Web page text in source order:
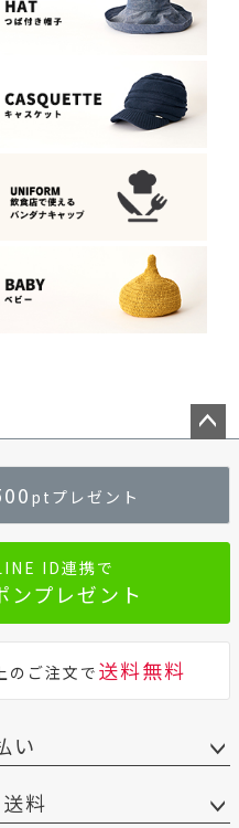
ジト
へ
ptプレゼント
ID連携で
ンプレゼント
ご注文で 送料無料
い
料